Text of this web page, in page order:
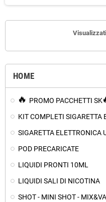
HOME
PROMO PACCHETTI SK
KIT COMPLETI SIGARETTA
SIGARETTA ELETTRONICA
POD PRECARICATE
LIQUIDI PRONTI 10ML
LIQUIDI SALI DI NICOTINA
SHOT - MINI SHOT -